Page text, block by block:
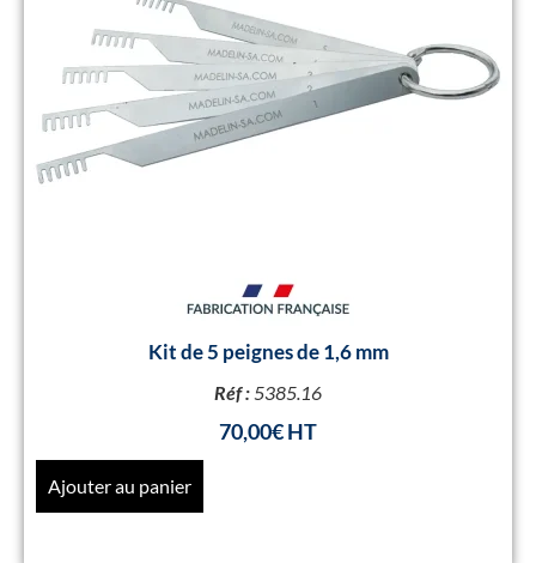
Kit de 5 peignes de 1,6 mm
Réf :5385.16
70,00€
Ajouter au panier